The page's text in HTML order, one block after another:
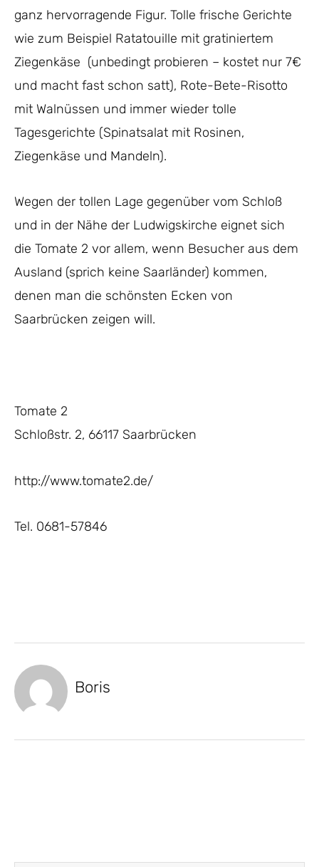
ganz hervorragende Figur. Tolle frische Gerichte
wie zum Beispiel Ratatouille mit gratiniertem
Ziegenkäse (unbedingt probieren – kostet nur 7€
und macht fast schon satt), Rote-Bete-Risotto
mit Walnüssen und immer wieder tolle
Tagesgerichte (Spinatsalat mit Rosinen,
Ziegenkäse und Mandeln).
Wegen der tollen Lage gegenüber vom Schloß
und in der Nähe der Ludwigskirche eignet sich
die Tomate 2 vor allem, wenn Besucher aus dem
Ausland (sprich keine Saarländer) kommen,
denen man die schönsten Ecken von
Saarbrücken zeigen will.
Tomate 2
Schloßstr. 2, 66117 Saarbrücken
http://www.tomate2.de/
Tel. 0681-57846
Boris